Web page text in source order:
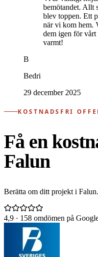
bemötandet. Allt
blev toppen. Ett
när vi kom hem.
dem igen för vårt
varmt!
B
Bedri
29 december 2025
KOSTNADSFRI
Få en
Falun
Berätta om ditt projekt i Falun.
4,9 · 158 omdömen på